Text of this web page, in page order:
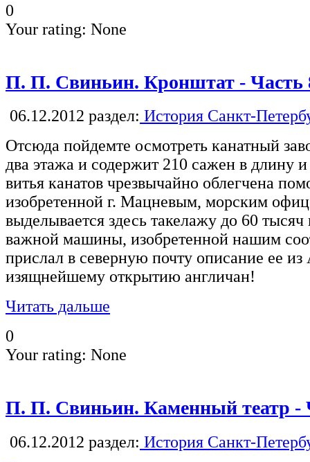
0
Your rating: None
П. П. Свиньин. Кронштат - Часть
06.12.2012 раздел: История Санкт-
Отсюда пойдемте осмотреть канатный
два этажа и содержит 210 сажен в длину
витья канатов чрезвычайно облегчена
изобретенной г. Мацневым, морским
выделывается здесь такелажу до 60
важной машины, изобретенной нашим
прислал в северную почту описание ее
изящнейшему открытию англичан!
Читать дальше
0
Your rating: None
П. П. Свиньин. Каменный театр -
06.12.2012 раздел: История Санкт-